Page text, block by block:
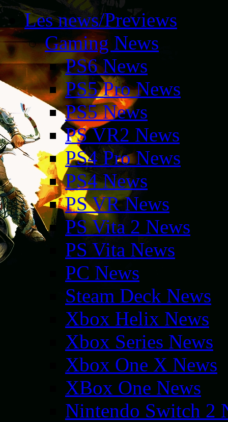
Les news/Previews
Gaming News
PS6 News
PS5 Pro News
PS5 News
PS VR2 News
PS4 Pro News
PS4 News
PS VR News
PS Vita 2 News
PS Vita News
PC News
Steam Deck News
Xbox Helix News
Xbox Series News
Xbox One X News
XBox One News
Nintendo Switch 2